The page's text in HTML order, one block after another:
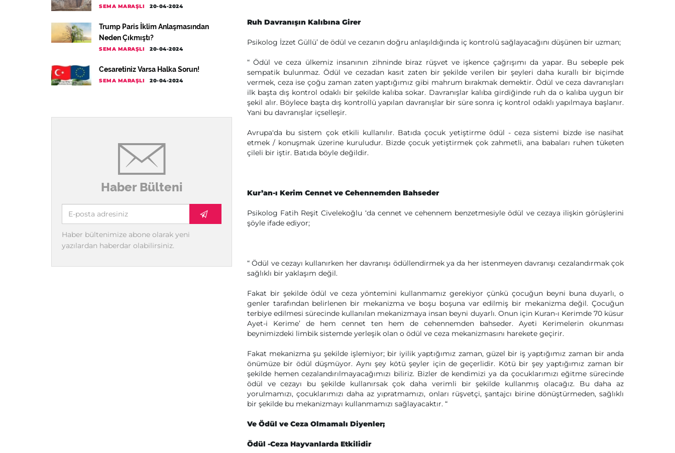
SEMA MARAŞLI 20-04-2024
Trump Paris İklim Anlaşmasından
Neden Çıkmıştı?
SEMA MARAŞLI 20-04-2024
Cesaretiniz Varsa Halka Sorun!
SEMA MARAŞLI 20-04-2024
Haber Bülteni
Haber bültenimize abone olarak yeni
yazılardan haberdar olabilirsiniz.
Ruh Davranışın Kalıbına Girer
Psikolog İzzet Güllü’ de ödül ve cezanın doğru anlaşıldığında iç kontrolü sağlayacağını düşünen bir uzman;
“ Ödül ve ceza ülkemiz insanının zihninde biraz rüşvet ve işkence çağrışımı da yapar. Bu sebeple pek
sempatik bulunmaz. Ödül ve cezadan kasıt zaten bir şekilde verilen bir şeyleri daha kurallı bir biçimde
vermek, ceza ise çoğu zaman zaten yaptığımız gibi mahrum bırakmak demektir. Ödül ve ceza davranışları
ilk başta dış kontrol odaklı bir şekilde kalıba sokar. Davranışlar kalıba girdiğinde ruh da o kalıba uygun bir
şekil alır. Böylece başta dış kontrollü yapılan davranışlar bir süre sonra iç kontrol odaklı yapılmaya başlanır.
Yani bu davranışlar içselleşir.
Avrupa'da bu sistem çok etkili kullanılır. Batıda çocuk yetiştirme ödül - ceza sistemi bizde ise nasihat
etmek / konuşmak üzerine kuruludur. Bizde çocuk yetiştirmek çok zahmetli, ana babaları ruhen tüketen
çileli bir iştir. Batıda böyle değildir.
Kur’an-ı Kerim Cennet ve Cehennemden Bahseder
Psikolog Fatih Reşit Civelekoğlu ‘da cennet ve cehennem benzetmesiyle ödül ve cezaya ilişkin görüşlerini
şöyle ifade ediyor;
“ Ödül ve cezayı kullanırken her davranışı ödüllendirmek ya da her istenmeyen davranışı cezalandırmak çok
sağlıklı bir yaklaşım değil.
Fakat bir şekilde ödül ve ceza yöntemini kullanmamız gerekiyor çünkü çocuğun beyni buna duyarlı, o
genler tarafından belirlenen bir mekanizma ve boşu boşuna var edilmiş bir mekanizma değil. Çocuğun
terbiye edilmesi sürecinde kullanılan mekanizmaya insan beyni duyarlı. Onun için Kuran-ı Kerimde 70 küsur
Ayet-i Kerime’ de hem cennet ten hem de cehennemden bahseder. Ayeti Kerimelerin okunması
beynimizdeki limbik sistemde yerleşik olan o ödül ve ceza mekanizmasını harekete geçirir.
Fakat mekanizma şu şekilde işlemiyor; bir iyilik yaptığımız zaman, güzel bir iş yaptığımız zaman bir anda
önümüze bir ödül düşmüyor. Aynı şey kötü şeyler için de geçerlidir. Kötü bir şey yaptığımız zaman bir
şekilde hemen cezalandırılmayacağımızı biliriz. Bizler de kendimizi ya da çocuklarımızı eğitme sürecinde
ödül ve cezayı bu şekilde kullanırsak çok daha verimli bir şekilde kullanmış olacağız. Bu daha az
yorulmamızı, çocuklarımızı daha az yıpratmamızı, onları rüşvetçi, şantajcı birine dönüştürmeden, sağlıklı
bir şekilde bu mekanizmayı kullanmamızı sağlayacaktır. “
Ve Ödül ve Ceza Olmamalı Diyenler;
Ödül -Ceza Hayvanlarda Etkilidir